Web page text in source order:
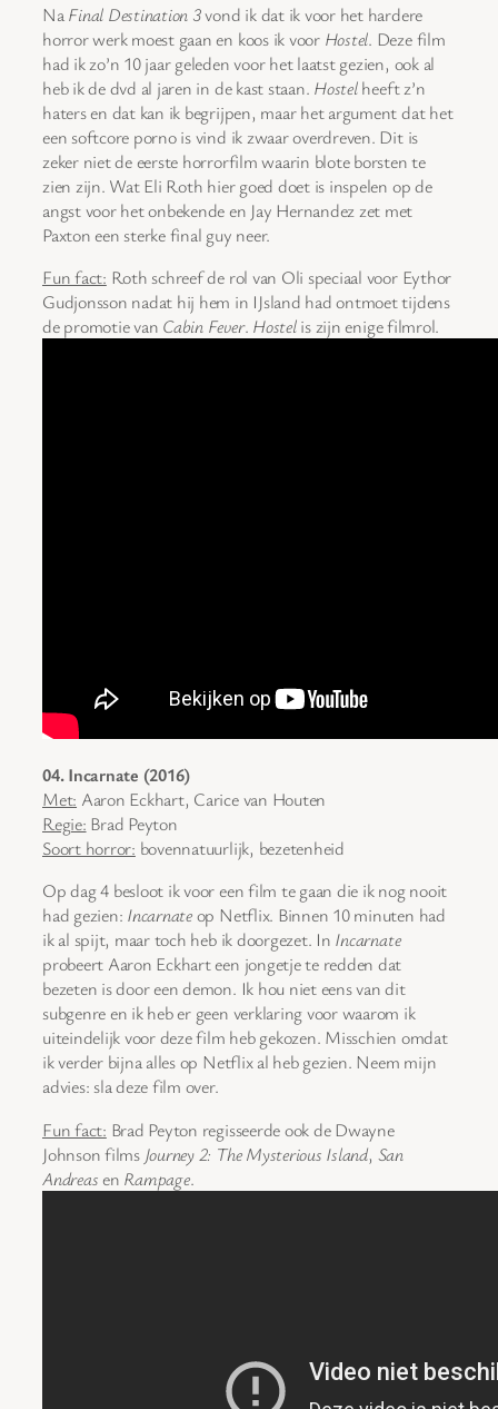
NaFinal Destination 3vond ik dat ik voor het hardere
horror werk moest gaan en koos ik voor Hostel. Deze film
had ik zo’n 10 jaar geleden voor het laatst gezien, ook al
heb ik de dvd al jaren in de kast staan. Hostelheeft z’n
haters en dat kan ik begrijpen, maar het argument dat het
een softcore porno is vind ik zwaar overdreven. Dit is
zeker niet de eerste horrorfilm waarin blote borsten te
zien zijn. Wat Eli Roth hier goed doet is inspelen op de
angst voor het onbekende en Jay Hernandez zet met
Paxton een sterke final guy neer.
Fun fact: Roth schreef de rol van Oli speciaal voor Eythor
Gudjonsson nadat hij hem in IJsland had ontmoet tijdens
de promotie van Cabin Fever. Hostelis zijn enige filmrol.
04. Incarnate (2016)
Met: Aaron Eckhart, Carice van Houten
Regie: Brad Peyton
Soort horror: bovennatuurlijk, bezetenheid
Op dag 4 besloot ik voor een film te gaan die ik nog nooit
had gezien: Incarnateop Netflix. Binnen 10 minuten had
ik al spijt, maar toch heb ik doorgezet. In Incarnate
probeert Aaron Eckhart een jongetje te redden dat
bezeten is door een demon. Ik hou niet eens van dit
subgenre en ik heb er geen verklaring voor waarom ik
uiteindelijk voor deze film heb gekozen. Misschien omdat
ik verder bijna alles op Netflix al heb gezien. Neem mijn
advies: sla deze film over.
Fun fact: Brad Peyton regisseerde ook de Dwayne
Johnson films Journey 2: The Mysterious Island, San
Andreasen Rampage.